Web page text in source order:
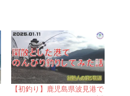
【初釣り】鹿児島県波見港で